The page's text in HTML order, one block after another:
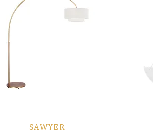
SAWYER